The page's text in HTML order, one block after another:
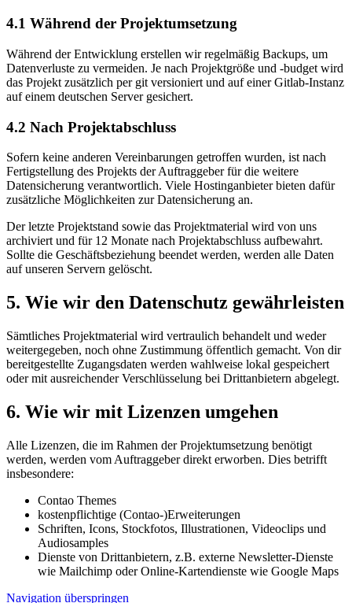
4.1 Während der Projektumsetzung
Während der Entwicklung erstellen wir regelmäßig Backups, um
Datenverluste zu vermeiden. Je nach Projektgröße und -budget wird
das Projekt zusätzlich per git versioniert und auf einer Gitlab-Instanz
auf einem deutschen Server gesichert.
4.2 Nach Projektabschluss
Sofern keine anderen Vereinbarungen getroffen wurden, ist nach
Fertigstellung des Projekts der Auftraggeber für die weitere
Datensicherung verantwortlich. Viele Hostinganbieter bieten dafür
zusätzliche Möglichkeiten zur Datensicherung an.
Der letzte Projektstand sowie das Projektmaterial wird von uns
archiviert und für 12 Monate nach Projektabschluss aufbewahrt.
Sollte die Geschäftsbeziehung beendet werden, werden alle Daten
auf unseren Servern gelöscht.
5. Wie wir den Datenschutz gewährleisten
Sämtliches Projektmaterial wird vertraulich behandelt und weder
weitergegeben, noch ohne Zustimmung öffentlich gemacht. Von dir
bereitgestellte Zugangsdaten werden wahlweise lokal gespeichert
oder mit ausreichender Verschlüsselung bei Drittanbietern abgelegt.
6. Wie wir mit Lizenzen umgehen
Alle Lizenzen, die im Rahmen der Projektumsetzung benötigt
werden, werden vom Auftraggeber direkt erworben. Dies betrifft
insbesondere:
Contao Themes
kostenpflichtige (Contao-)Erweiterungen
Schriften, Icons, Stockfotos, Illustrationen, Videoclips und
Audiosamples
Dienste von Drittanbietern, z.B. externe Newsletter-Dienste
wie Mailchimp oder Online-Kartendienste wie Google Maps
Navigation überspringen